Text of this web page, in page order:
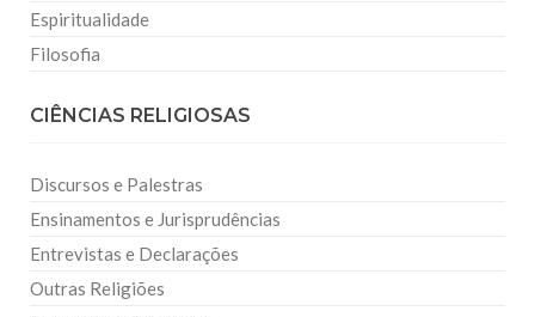
Espiritualidade
Filosofia
CIÊNCIAS RELIGIOSAS
Discursos e Palestras
Ensinamentos e Jurisprudências
Entrevistas e Declarações
Outras Religiões